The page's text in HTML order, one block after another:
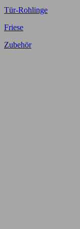
Tür-Rohlinge
Friese
Zubehör